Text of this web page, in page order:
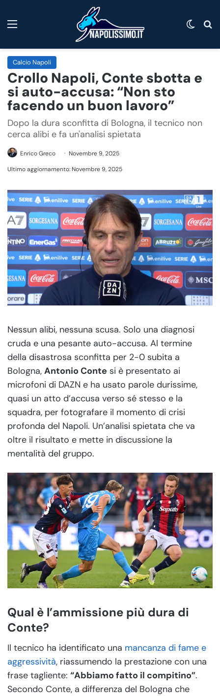
Calcio Napoli
Crollo Napoli, Conte sbotta e
si auto-accusa: “Non sto
facendo un buon lavoro”
Dopo la dura sconfitta di Bologna, il tecnico non
cerca alibi e fa un'analisi spietata
Enrico Greco
Novembre 9, 2025
Ultimo aggiornamento: Novembre 9, 2025
Nessun alibi, nessuna scusa. Solo una diagnosi
cruda e una pesante auto-accusa. Al termine
della disastrosa sconfitta per 2-0 subita a
Bologna, Antonio Conte si è presentato ai
microfoni di DAZN e ha usato parole durissime,
quasi un atto d’accusa verso sé stesso e la
squadra, per fotografare il momento di crisi
profonda del Napoli. Un’analisi spietata che va
oltre il risultato e mette in discussione la
mentalità del gruppo.
Qual è l’ammissione più dura di
Conte?
Il tecnico ha identificato una mancanza di fame e
aggressività, riassumendo la prestazione con una
frase tagliente: “Abbiamo fatto il compitino”.
Secondo Conte, a differenza del Bologna che